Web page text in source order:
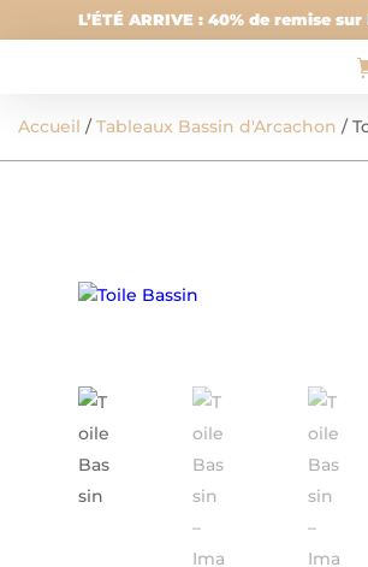
L’ÉTÉ ARRIVE : 40% de remise
Accueil /Tableaux Bassin d'Arcachon /